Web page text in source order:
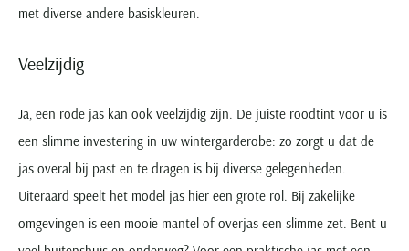
met diverse andere basiskleuren.
Veelzijdig
Ja, een rode jas kan ook veelzijdig zijn. De juiste roodtint voor u is
een slimme investering in uw wintergarderobe: zo zorgt u dat de
jas overal bij past en te dragen is bij diverse gelegenheden.
Uiteraard speelt het model jas hier een grote rol. Bij zakelijke
omgevingen is een mooie mantel of overjas een slimme zet. Bent u